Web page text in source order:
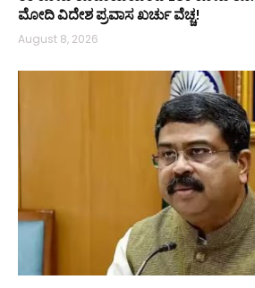
ಮೋದಿ ವಿದೇಶ ಪ್ರವಾಸ ಖರ್ಚು ವೆಚ್ಚ!
August 8, 2026